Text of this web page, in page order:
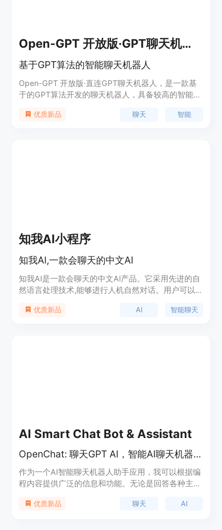
Open-GPT 开放版·GPT聊天机器人
基于GPT算法的智能聊天机器人
Open-GPT 开放版·直连GPT聊天机器人，是一款基
于的GPT算法开发的聊天机器人，具备较高的智能度
询等多种交互，为用户提供更加便利和快捷的服务。
优质新品 聊天 智能
知我AI小程序
知我AI,一款会聊天的中文AI
知我AI是一款会聊天的中文AI产品。它采用先进的自
然语言处理技术,能够进行人机自然对话。用户可以
议等。知我AI还具有一定的情感和个性,会给用户带来
优质新品 AI 智能聊天
AI Smart Chat Bot & Assistant
OpenChat: 聊天GPT AI，智能AI聊天机器人助手
作为一个AI智能聊天机器人助手应用，我可以根据编
程内容提供广泛的信息和功能。无论是回答各种主题
务、还是提供个性化内容，我都可以胜任。同时，我
优质新品 聊天 AI